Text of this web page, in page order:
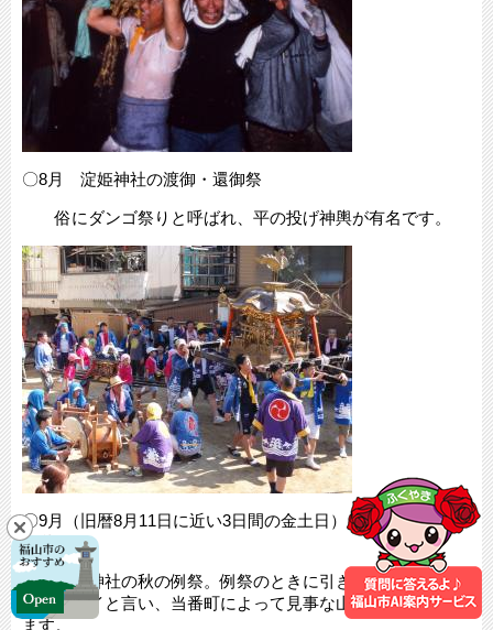
〇8月 淀姫神社の渡御・還御祭
俗にダンゴ祭りと呼ばれ、平の投げ神輿が有名です。
〇9月（旧暦8月11日に近い3日間の金土日） チョウサイ
（秋祭り）
渡守神社の秋の例祭。例祭のときに引き廻される山車を
チョウサイと言い、当番町によって見事な山車が引き廻され
ます。